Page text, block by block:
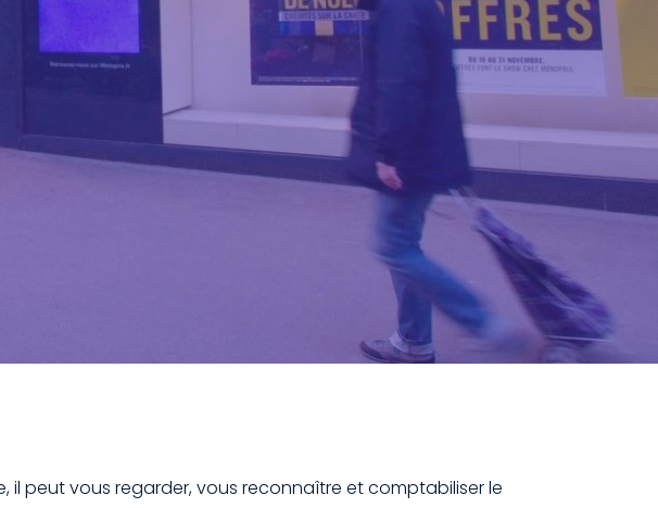
peut vous regarder, vous reconnaître et comptabiliser le